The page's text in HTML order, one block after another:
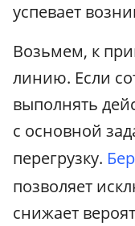
успевает
Возьмем, к
линию. Если
выполнять
с основной
перегрузку.
позволяет
снижает